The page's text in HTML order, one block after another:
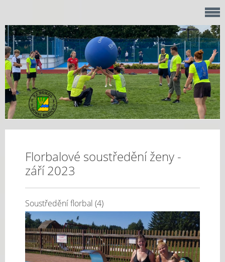
Florbalové soustředění ženy -
září 2023
Soustředění florbal (4)